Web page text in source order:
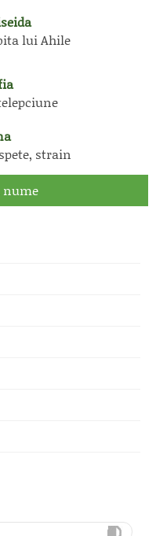
lui Ahile
strain
nume